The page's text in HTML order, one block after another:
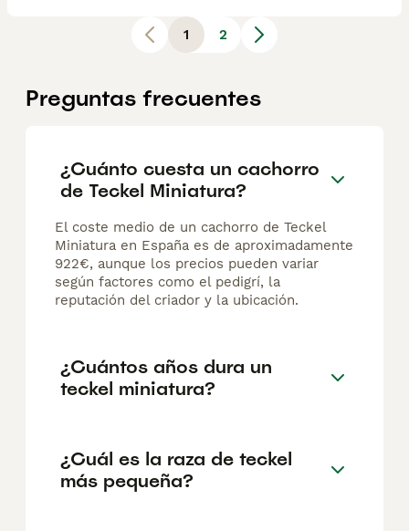
1 2
Preguntas frecuentes
¿Cuánto cuesta un cachorro
de Teckel Miniatura?
El coste medio de un cachorro de Teckel
Miniatura en España es de aproximadamente
922€, aunque los precios pueden variar
según factores como el pedigrí, la
reputación del criador y la ubicación.
¿Cuántos años dura un
teckel miniatura?
¿Cuál es la raza de teckel
más pequeña?